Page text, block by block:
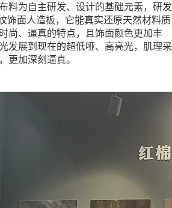
料为自主研发、设计的基础元素，研发
饰面人造板，它能真实还原天然材料质
尚、逼真的特点，且饰面颜色更加丰
发展到现在的超低哑、高亮光，肌理采
更加深刻逼真。